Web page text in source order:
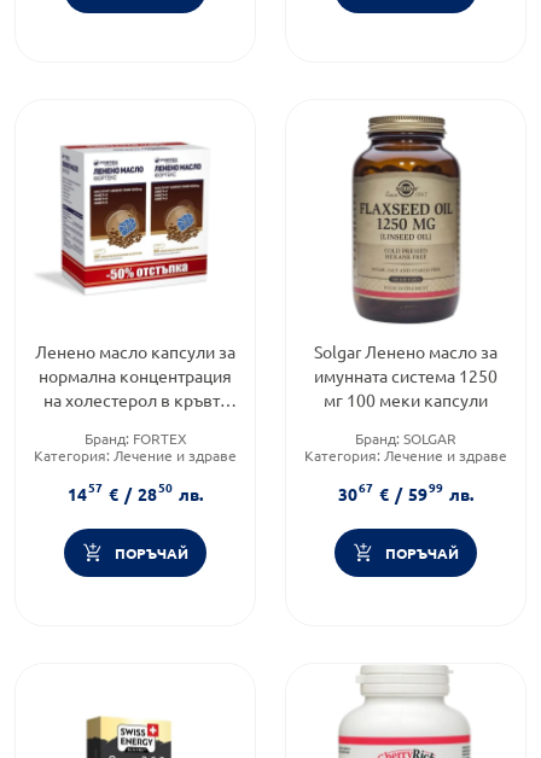
Ленено масло капсули за
нормална концентрация
на холестерол в кръвта
Бранд: FORTEX
Категория: Лечение и здраве
1457 € / 2850 лв.
ПОРЪЧАЙ
Solgar Ленено масло за
имунната система 1250
мг 100 меки капсули
Бранд: SOLGAR
Категория: Лечение и здраве
3067 € / 5999 лв.
ПОРЪЧАЙ